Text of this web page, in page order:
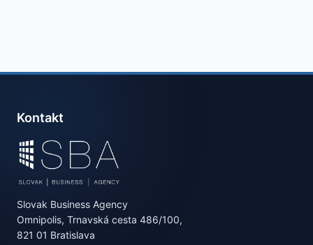
Kontakt
Slovak Business Agency
Omnipolis, Trnavská cesta 486/100,
821 01 Bratislava